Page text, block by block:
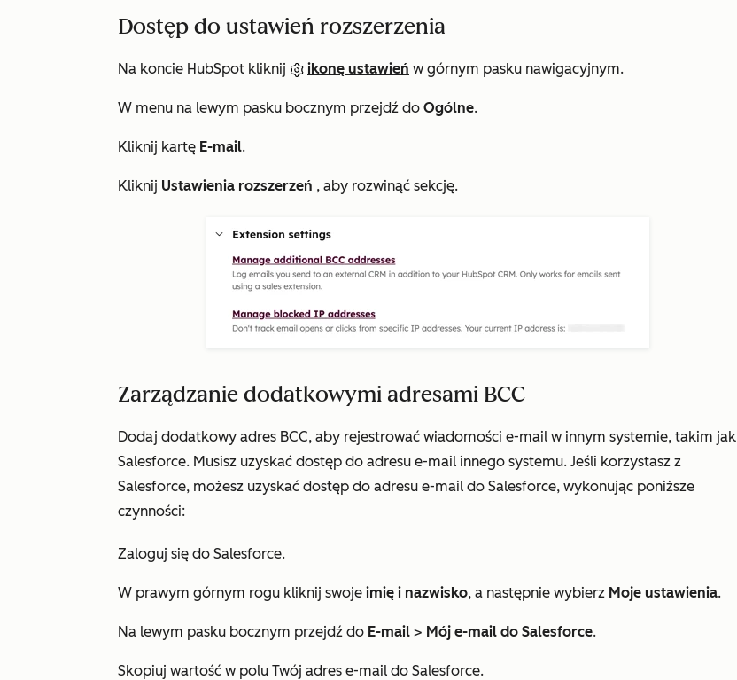
Dostęp do ustawień rozszerzenia
Na koncie HubSpot kliknij ikonę ustawień w górnym pasku nawigacyjnym.
W menu na lewym pasku bocznym przejdź do Ogólne.
Kliknij kartę E-mail.
Kliknij Ustawienia rozszerzeń , aby rozwinąć sekcję.
Zarządzanie dodatkowymi adresami BCC
Dodaj dodatkowy adres BCC, aby rejestrować wiadomości e-mail w innym systemie, takim jak
Salesforce. Musisz uzyskać dostęp do adresu e-mail innego systemu. Jeśli korzystasz z
Salesforce, możesz uzyskać dostęp do adresu e-mail do Salesforce, wykonując poniższe
czynności:
Zaloguj się do Salesforce.
W prawym górnym rogu kliknij swoje imię i nazwisko, a następnie wybierz Moje ustawienia.
Na lewym pasku bocznym przejdź do E-mail > Mój e-mail do Salesforce.
Skopiuj wartość w polu Twój adres e-mail do Salesforce.